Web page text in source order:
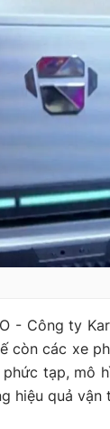
- Công ty
còn các xe
tạp, mô
hiệu quả